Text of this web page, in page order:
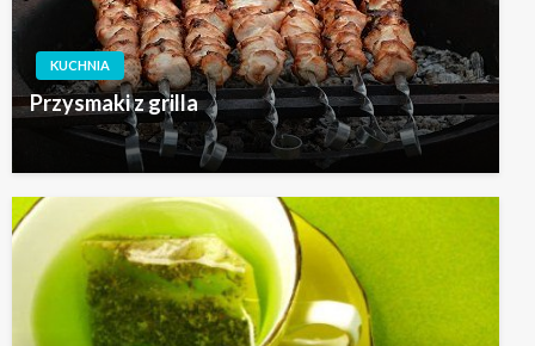
KUCHNIA
Przysmaki z grilla